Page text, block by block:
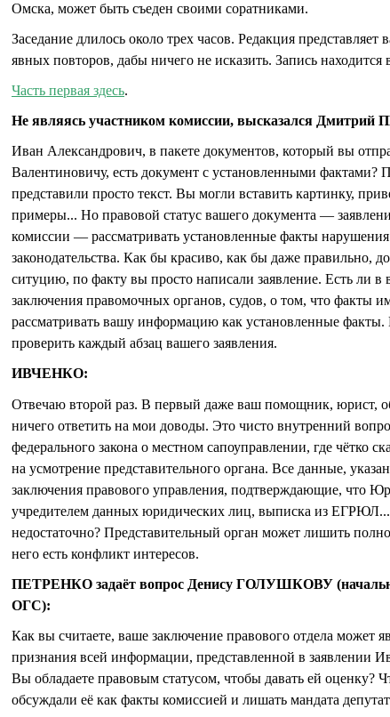
Омска, может быть съеден своими соратниками.
Заседание длилось около трех часов. Редакция
явных повторов, дабы ничего не исказить. Запись находится
Часть первая здесь.
Не являясь участником комиссии, высказался
Иван Александрович, в пакете документов, который вы
Валентиновичу, есть документ с установленными фактами?
представили просто текст. Вы могли вставить картинку,
примеры... Но правовой статус вашего документа —
комиссии — рассматривать установленные факты
законодательства. Как бы красиво, как бы даже правильно,
ситуцию, по факту вы просто написали заявление. Есть ли в
заключения правомочных органов, судов, о том, что факты
рассматривать вашу информацию как установленные
проверить каждый абзац вашего заявления.
ИВЧЕНКО:
Отвечаю второй раз. В первый даже ваш помощник, юрист,
ничего ответить на мои доводы. Это чисто внутренний
федерального закона о местном сапоуправлении, где чётко
на усмотрение представительного органа. Все данные,
заключения правового управления, подтверждающие, что
учредителем данных юридических лиц, выписка из ЕГРЮЛ...
недостаточно? Представительный орган может лишить
него есть конфликт интересов.
ПЕТРЕНКО задаёт вопрос Денису ГОЛУШКОВУ
ОГС):
Как вы считаете, ваше заключение правового отдела может
признания всей информации, представленной в заявлении
Вы обладаете правовым статусом, чтобы давать ей оценку?
обсуждали её как факты комиссией и лишать мандата